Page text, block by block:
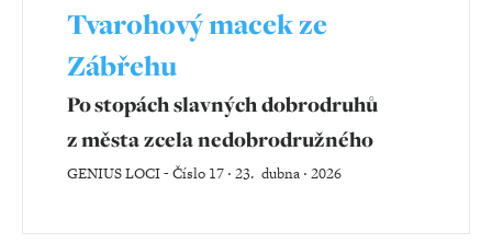
Tvarohový macek ze
Zábřehu
Po stopách slavných dobrodruhů
z města zcela nedobrodružného
GENIUS LOCI-Číslo 17 ‧ 23. dubna ‧ 2026